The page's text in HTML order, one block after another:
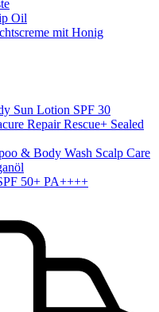
Oil
mit Honig
Sun Lotion SPF 30
Repair Rescue+ Sealed
& Body Wash Scalp Care
50+ PA++++